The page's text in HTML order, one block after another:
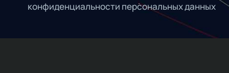
конфиденциальности персональных данных